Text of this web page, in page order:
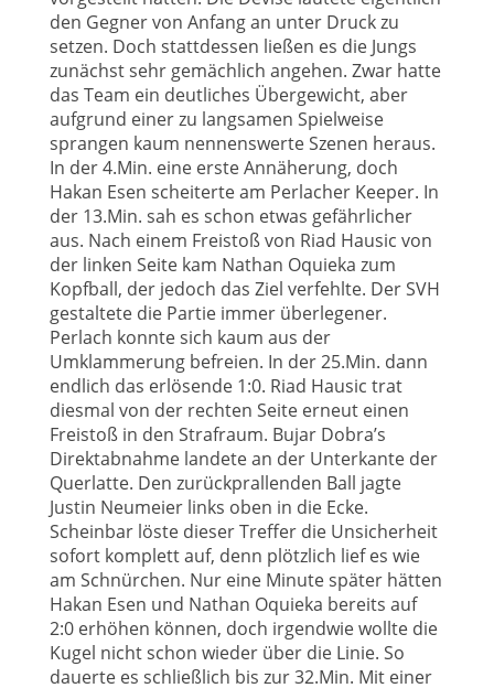
den Gegner von Anfang an unter Druck zu
setzen. Doch stattdessen ließen es die Jungs
zunächst sehr gemächlich angehen. Zwar hatte
das Team ein deutliches Übergewicht, aber
aufgrund einer zu langsamen Spielweise
sprangen kaum nennenswerte Szenen heraus.
In der 4.Min. eine erste Annäherung, doch
Hakan Esen scheiterte am Perlacher Keeper. In
der 13.Min. sah es schon etwas gefährlicher
aus. Nach einem Freistoß von Riad Hausic von
der linken Seite kam Nathan Oquieka zum
Kopfball, der jedoch das Ziel verfehlte. Der SVH
gestaltete die Partie immer überlegener.
Perlach konnte sich kaum aus der
Umklammerung befreien. In der 25.Min. dann
endlich das erlösende 1:0. Riad Hausic trat
diesmal von der rechten Seite erneut einen
Freistoß in den Strafraum. Bujar Dobra’s
Direktabnahme landete an der Unterkante der
Querlatte. Den zurückprallenden Ball jagte
Justin Neumeier links oben in die Ecke.
Scheinbar löste dieser Treffer die Unsicherheit
sofort komplett auf, denn plötzlich lief es wie
am Schnürchen. Nur eine Minute später hätten
Hakan Esen und Nathan Oquieka bereits auf
2:0 erhöhen können, doch irgendwie wollte die
Kugel nicht schon wieder über die Linie. So
dauerte es schließlich bis zur 32.Min. Mit einer